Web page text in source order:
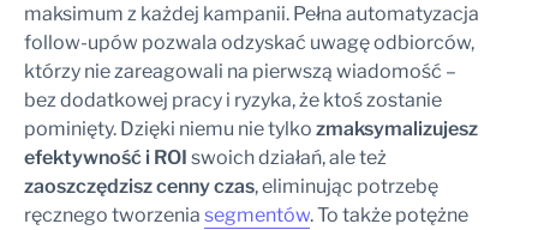
maksimum z każdej kampanii. Pełna automatyzacja
follow-upów pozwala odzyskać uwagę odbiorców,
którzy nie zareagowali na pierwszą wiadomość –
bez dodatkowej pracy i ryzyka, że ktoś zostanie
pominięty. Dzięki niemu nie tylko zmaksymalizujesz
efektywność i ROI swoich działań, ale też
zaoszczędzisz cenny czas, eliminując potrzebę
ręcznego tworzenia segmentów. To także potężne